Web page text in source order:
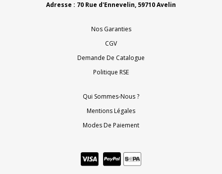
Adresse : 70 Rue d'Ennevelin, 59710 Avelin
Nos Garanties
CGV
Demande De Catalogue
Politique RSE
Qui Sommes-Nous ?
Mentions Légales
Modes De Paiement